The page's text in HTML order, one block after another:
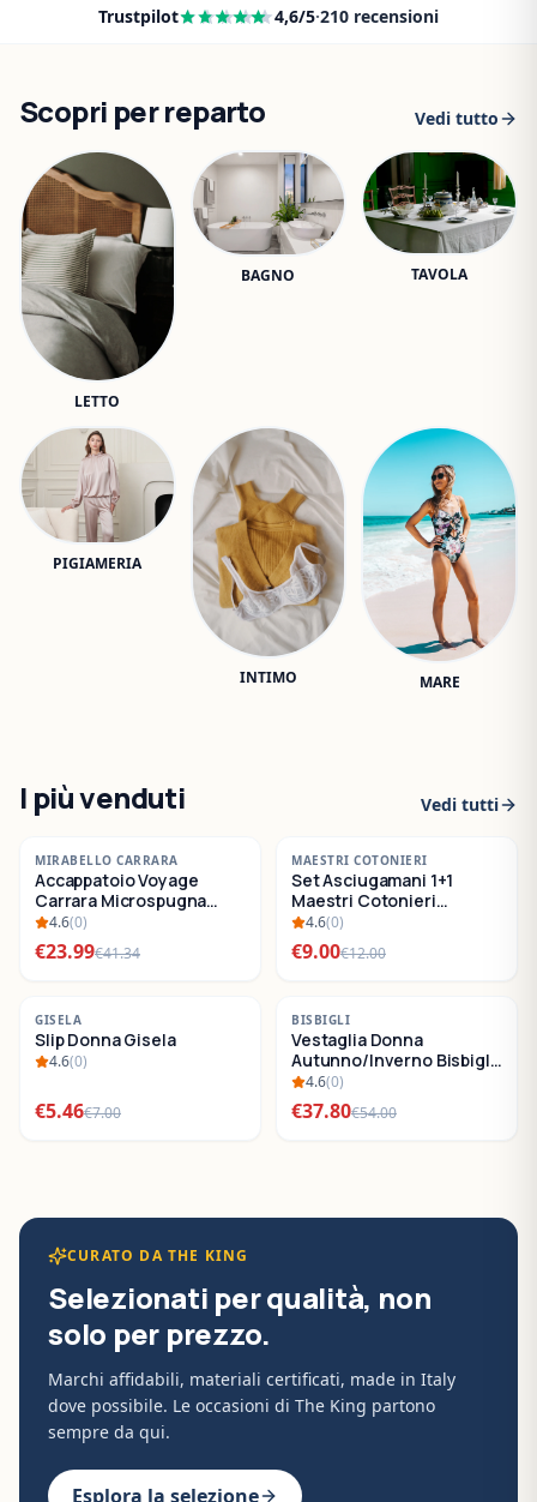
Trustpilot 4,6/5·210 recensioni
Scopri per reparto Vedi tutto
LETTO
BAGNO TAVOLA
PIGIAMERIA
INTIMO MARE
I più venduti Vedi tutti
-42%
SALDI
MIRABELLO CARRARA
Accappatoio Voyage
Carrara Microspugna
Cotone
4.6(0)
€23.99€41.34
-25%
SALDI
MAESTRI COTONIERI
Set Asciugamani 1+1
Maestri Cotonieri
Eternity Spugna di
Cotone
4.6(0)
€9.00€12.00
-22 %
SALDI
GISELA
Slip Donna Gisela
4.6(0)
€5.46€7.00
-30 %
SALDI
BISBIGLI
Vestaglia Donna
Autunno/Inverno Bisbigli
BO288632
4.6(0)
€37.80€54.00
CURATO DA THE KING
Selezionati per qualità, non
solo per prezzo.
Marchi affidabili, materiali certificati, made in Italy
dove possibile. Le occasioni di The King partono
sempre da qui.
Esplora la selezione